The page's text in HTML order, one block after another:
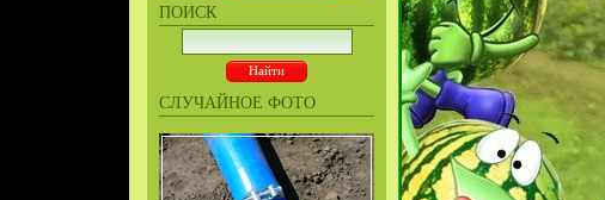
ПОИСК
СЛУЧАЙНОЕ ФОТО